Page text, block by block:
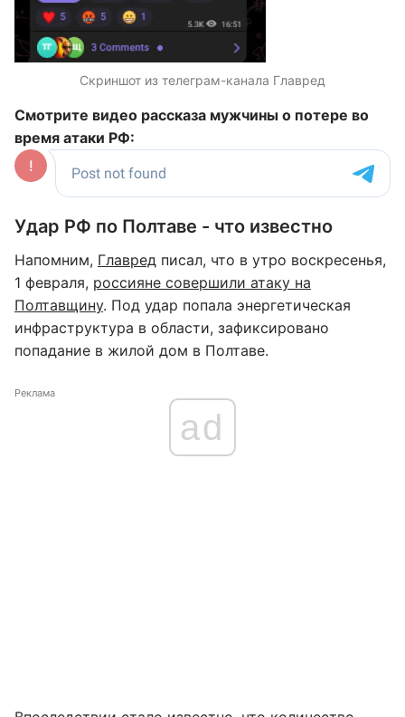
Скриншот из телеграм-канала Главред
Смотрите видео рассказа мужчины о потере во
время атаки РФ:
Удар РФ по Полтаве - что известно
Напомним, Главред писал, что в утро воскресенья,
1 февраля, россияне совершили атаку на
Полтавщину. Под удар попала энергетическая
инфраструктура в области, зафиксировано
попадание в жилой дом в Полтаве.
Реклама
ad